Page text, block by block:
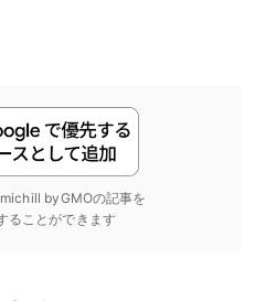
byGMOの記事を
ることができます